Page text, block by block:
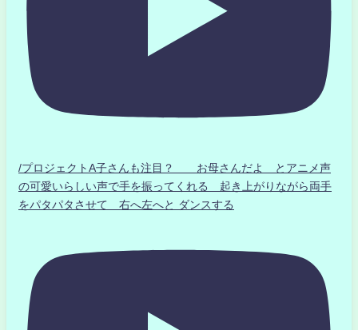
/プロジェクトA子さんも注目？ お母さんだよ とアニメ声
の可愛いらしい声で手を振ってくれる 起き上がりながら両手
をパタパタさせて 右へ左へと ダンスする